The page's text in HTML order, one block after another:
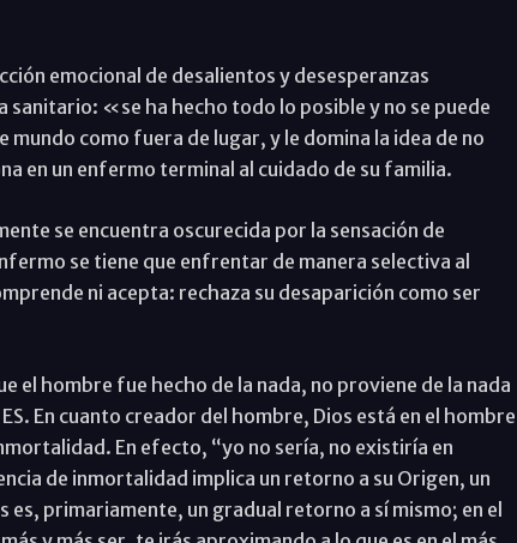
emocional de desalientos y desesperanzas
sanitario: «se ha hecho todo lo posible y no se puede
como fuera de lugar, y le domina la idea de no
en un enfermo terminal al cuidado de su familia.
se encuentra oscurecida por la sensación de
se tiene que enfrentar de manera selectiva al
ni acepta: rechaza su desaparición como ser
el hombre fue hecho de la nada, no proviene de la nada
En cuanto creador del hombre, Dios está en el hombre
En efecto, “yo no sería, no existiría en
de inmortalidad implica un retorno a su Origen, un
es, primariamente, un gradual retorno a sí mismo; en el